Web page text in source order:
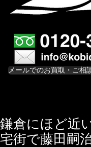
メールでのお買取・ご相
鎌倉にほど近
宅街で藤田嗣